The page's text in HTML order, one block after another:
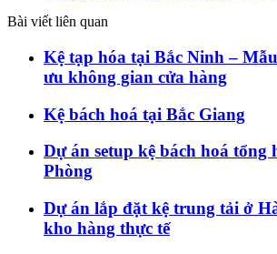
Bài viết liên quan
Kệ tạp hóa tại Bắc Ninh –
ưu không gian cửa hàng
Kệ bách hoá tại Bắc Giang
Dự án setup kệ bách hoá tổng
Phòng
Dự án lắp đặt kệ trung tải ở
kho hàng thực tế